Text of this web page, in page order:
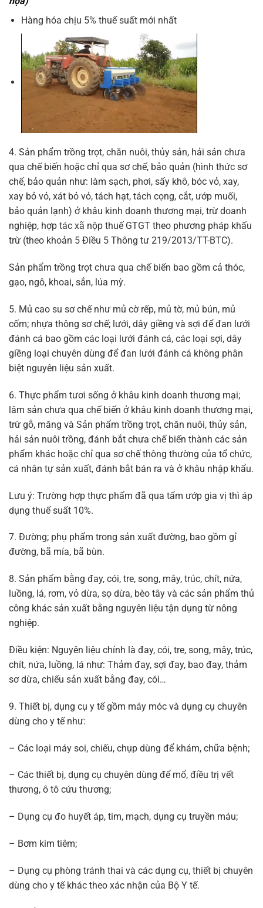
Hàng hóa chịu 5% thuế suất mới nhất
4. Sản phẩm trồng trọt, chăn nuôi, thủy sản, hải sản chưa
qua chế biến hoặc chỉ qua sơ chế, bảo quản (hình thức sơ
chế, bảo quản như: làm sạch, phơi, sấy khô, bóc vỏ, xay,
xay bỏ vỏ, xát bỏ vỏ, tách hạt, tách cọng, cắt, ướp muối,
bảo quản lạnh) ở khâu kinh doanh thương mại, trừ doanh
nghiệp, hợp tác xã nộp thuế GTGT theo phương pháp khấu
trừ (theo khoản 5 Điều 5 Thông tư 219/2013/TT-BTC).
Sản phẩm trồng trọt chưa qua chế biến bao gồm cả thóc,
gạo, ngô, khoai, sắn, lúa mỳ.
5. Mủ cao su sơ chế như mủ cờ rếp, mủ tờ, mủ bún, mủ
cốm; nhựa thông sơ chế; lưới, dây giềng và sợi để đan lưới
đánh cá bao gồm các loại lưới đánh cá, các loại sợi, dây
giềng loại chuyên dùng để đan lưới đánh cá không phân
biệt nguyên liệu sản xuất.
6. Thực phẩm tươi sống ở khâu kinh doanh thương mại;
lâm sản chưa qua chế biến ở khâu kinh doanh thương mại,
trừ gỗ, măng và Sản phẩm trồng trọt, chăn nuôi, thủy sản,
hải sản nuôi trồng, đánh bắt chưa chế biến thành các sản
phẩm khác hoặc chỉ qua sơ chế thông thường của tổ chức,
cá nhân tự sản xuất, đánh bắt bán ra và ở khâu nhập khẩu.
Lưu ý: Trường hợp thực phẩm đã qua tẩm ướp gia vị thì áp
dụng thuế suất 10%.
7. Đường; phụ phẩm trong sản xuất đường, bao gồm gỉ
đường, bã mía, bã bùn.
8. Sản phẩm bằng đay, cói, tre, song, mây, trúc, chít, nứa,
luồng, lá, rơm, vỏ dừa, sọ dừa, bèo tây và các sản phẩm thủ
công khác sản xuất bằng nguyên liệu tận dụng từ nông
nghiệp.
Điều kiện: Nguyên liệu chính là đay, cói, tre, song, mây, trúc,
chít, nứa, luồng, lá như: Thảm đay, sợi đay, bao đay, thảm
sơ dừa, chiếu sản xuất bằng đay, cói…
9. Thiết bị, dụng cụ y tế gồm máy móc và dụng cụ chuyên
dùng cho y tế như:
– Các loại máy soi, chiếu, chụp dùng để khám, chữa bệnh;
– Các thiết bị, dụng cụ chuyên dùng để mổ, điều trị vết
thương, ô tô cứu thương;
– Dụng cụ đo huyết áp, tim, mạch, dụng cụ truyền máu;
– Bơm kim tiêm;
– Dụng cụ phòng tránh thai và các dụng cụ, thiết bị chuyên
dùng cho y tế khác theo xác nhận của Bộ Y tế.